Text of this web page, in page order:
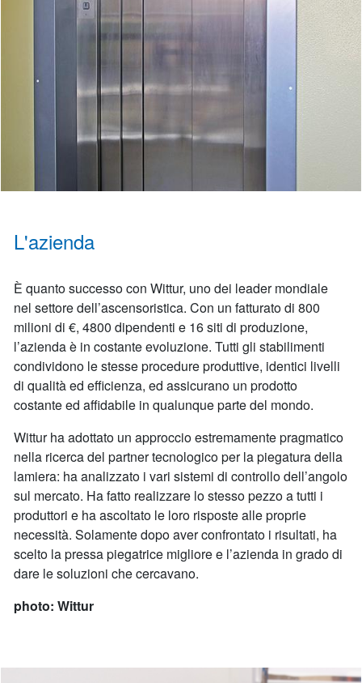
L'azienda
È quanto successo con Wittur, uno dei leader mondiale
nel settore dell’ascensoristica. Con un fatturato di 800
milioni di €, 4800 dipendenti e 16 siti di produzione,
l’azienda è in costante evoluzione. Tutti gli stabilimenti
condividono le stesse procedure produttive, identici livelli
di qualità ed efficienza, ed assicurano un prodotto
costante ed affidabile in qualunque parte del mondo.
Wittur ha adottato un approccio estremamente pragmatico
nella ricerca del partner tecnologico per la piegatura della
lamiera: ha analizzato i vari sistemi di controllo dell’angolo
sul mercato. Ha fatto realizzare lo stesso pezzo a tutti i
produttori e ha ascoltato le loro risposte alle proprie
necessità. Solamente dopo aver confrontato i risultati, ha
scelto la pressa piegatrice migliore e l’azienda in grado di
dare le soluzioni che cercavano.
photo: Wittur